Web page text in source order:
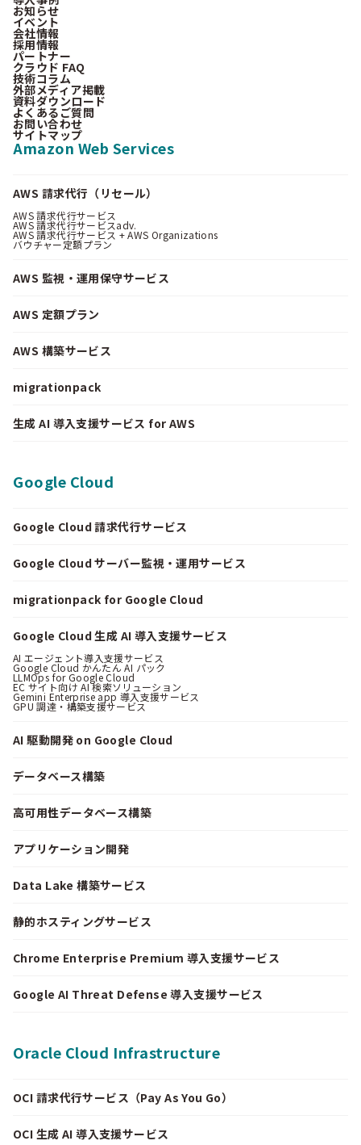
お知らせ
イベント
会社情報
採用情報
パートナー
クラウド FAQ
技術コラム
外部メディア掲載
資料ダウンロード
よくあるご質問
お問い合わせ
サイトマップ
Amazon Web Services
AWS 請求代行（リセール）
AWS 請求代行サービス
AWS 請求代行サービスadv.
AWS 請求代行サービス + AWS Organizations
バウチャー定額プラン
AWS 監視・運用保守サービス
AWS 定額プラン
AWS 構築サービス
migrationpack
生成 AI 導入支援サービス for AWS
Google Cloud
Google Cloud 請求代行サービス
Google Cloud サーバー監視・運用サービス
migrationpack for Google Cloud
Google Cloud 生成 AI 導入支援サービス
AI エージェント導入支援サービス
Google Cloud かんたん AI パック
LLMOps for Google Cloud
EC サイト向け AI 検索ソリューション
Gemini Enterprise app 導入支援サービス
GPU 調達・構築支援サービス
AI 駆動開発 on Google Cloud
データベース構築
高可用性データベース構築
アプリケーション開発
Data Lake 構築サービス
静的ホスティングサービス
Chrome Enterprise Premium 導入支援サービス
Google AI Threat Defense 導入支援サービス
Oracle Cloud Infrastructure
OCI 請求代行サービス（Pay As You Go）
OCI 生成 AI 導入支援サービス